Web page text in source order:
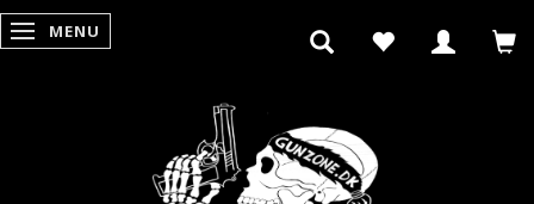
SKIFTE NAVIGATION
MENU